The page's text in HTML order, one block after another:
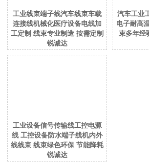
工业线束端子线汽车线束车载
连接线机械化医疗设备电线加
工定制 线束专业制造 按需定制
锐诚达
汽车工业
电子耐高
束多年经
工业设备信号传输线工控电源
线 工控设备防水端子线机内外
线线束 线束绿色环保 节能降耗
锐诚达